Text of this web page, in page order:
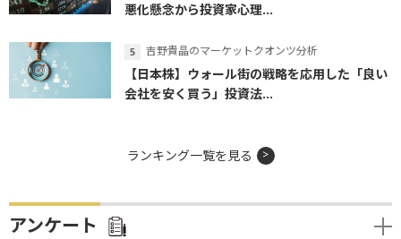
悪化懸念から投資家心理...
吉野貴晶のマーケットクオンツ分析
【日本株】ウォール街の戦略を応用した「良い
会社を安く買う」投資法...
ランキング一覧を見る
アンケート